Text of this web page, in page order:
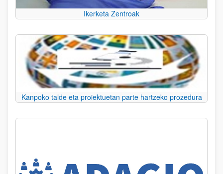
Ikerketa Zentroak
Kanpoko talde eta proiektuetan parte hartzeko prozedura